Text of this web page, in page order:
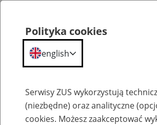
Komunikaty
Polityka cookies
english
Serwisy ZUS wykorzystują
(niezbędne) oraz analityczne
cookies. Możesz zaakceptować